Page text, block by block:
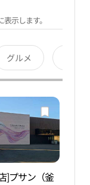
示します。
グルメ
]プサン（釜